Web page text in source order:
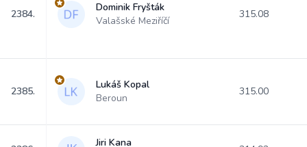
2384.
Dominik Fryšták
Valašské Meziříčí
315.08
2385.
Lukáš Kopal
Beroun
315.00
Jiri Kana